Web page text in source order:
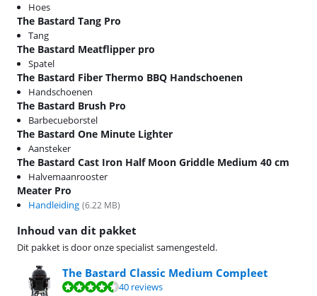
Inhoud van dit pakket
Dit pakket is door onze specialist samengesteld.
The Bastard Classic Medium Compleet
Beoordeling is 9,1 van de 10, gebaseerd op 40 reviews.
40 reviews
Hoes
The Bastard Tang Pro
Tang
The Bastard Meatflipper pro
Spatel
The Bastard Fiber Thermo BBQ Handschoenen
Handschoenen
The Bastard Brush Pro
Barbecueborstel
The Bastard One Minute Lighter
Aansteker
The Bastard Cast Iron Half Moon Griddle Medium 40 cm
Halvemaanrooster
Meater Pro
Handleiding (6.22 MB)